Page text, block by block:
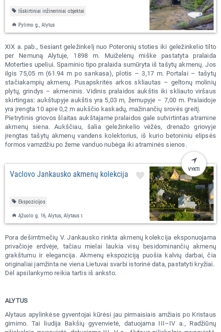
Išskirtiniai inžineriniai objektai
Pylimo g., Alytus
XIX a. pab., tiesiant geležinkelį nuo Poteronių stoties iki geležinkelio tilto
per Nemuną Alytuje, 1898 m. Muiželėnų miške pastatyta pralaida
Moterties upeliui. Sparninio tipo pralaida sumūryta iš tašytų akmenų. Jos
ilgis 75,05 m (61.94 m po sankasa), plotis – 3,17 m. Portalai – tašytų
stačiakampių akmenų. Pusapskritės arkos skliautas – geltonų molinių
plytų, grindys – akmeninis. Vidinis pralaidos aukštis iki skliauto viršaus
skirtingas: aukštupyje aukštis yra 5,03 m, žemupyje – 7,00 m. Pralaidoje
yra įrengta 10 apie 0,2 m aukščio kaskadų, mažinančių srovės greitį.
Pietrytinis griovos šlaitas aukštajame pralaidos gale sutvirtintas atramine
akmenų siena. Aukščiau, šalia geležinkelio vėžės, drenažo griovyje
įrengtas tašytų akmenų vandens kolektorius, iš kurio betoniniu elipsės
formos vamzdžiu po žeme vanduo nubėga iki atraminės sienos.
Vaclovo Jankausko akmenų kolekcija
Ekspozicijos
Ąžuolo g. 16, Alytus, Alytaus r.
VYKTI
Pora dešimtmečių V. Jankausko rinkta akmenų kolekcija eksponuojama
privačioje erdvėje, tačiau mielai laukia visų besidominančių akmenų
grakštumu ir elegancija. Akmenų ekspoziciją puošia kalvių darbai, čia
originaliai įamžinta ne viena Lietuvai svarbi istorinė data, pastatyti kryžiai.
Dėl apsilankymo reikia tartis iš anksto.
ALYTUS
Alytaus apylinkėse gyventojai kūrėsi jau pirmaisiais amžiais po Kristaus
gimimo. Tai liudija Bakšių gyvenvietė, datuojama III–IV a., Radžiūnų